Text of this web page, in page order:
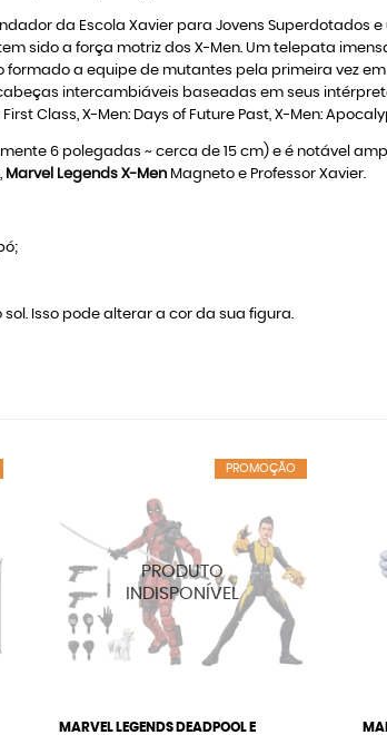
da Escola Xavier para Jovens Superdotados
sido a força motriz dos X-Men. Um telepata
a equipe de mutantes pela primeira vez em
intercambiáveis baseadas em seus
Class, X-Men: Days of Future Past, X-Men:
6 polegadas ~ cerca de 15 cm) e é notável
Marvel Legends X-Men Magneto e Professor Xavier.
sol. Isso pode alterar a cor da sua figura.
PROMOÇÃO
MARVEL LEGENDS DEADPOOL E